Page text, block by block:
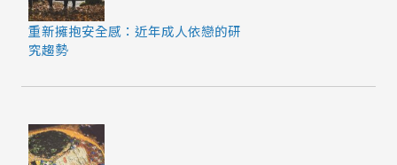
重新擁抱安全感：近年成人依戀的研
究趨勢